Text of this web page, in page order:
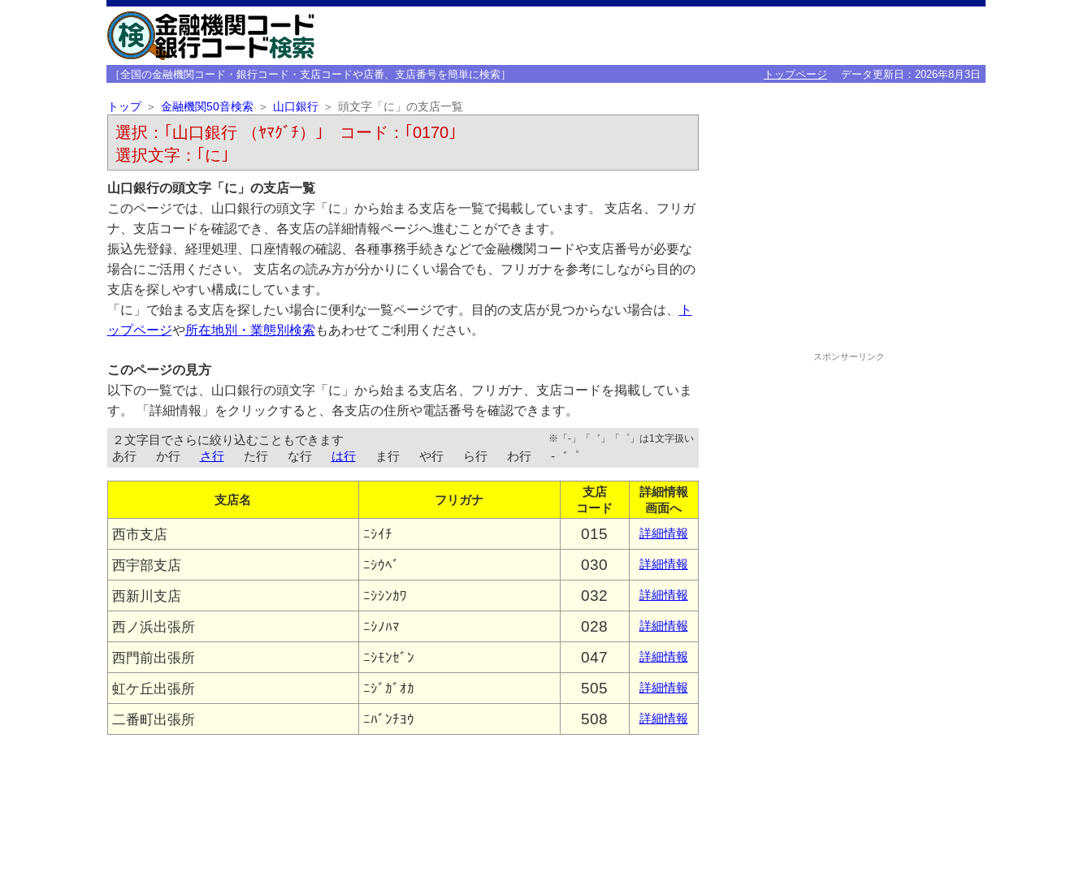
［全国の金融機関コード・銀行コード・支店コードや店番、支店番号を簡単に検索］ トップページ データ更新日： 2026年8月3日
トップ 金融機関50音検索 山口銀行 頭文字「に」の支店一覧
選択：｢山口銀行 （ﾔﾏｸﾞﾁ）｣ コード：｢0170｣
選択文字：｢に｣
山口銀行の頭文字「に」の支店一覧
このページでは、山口銀行の頭文字「に」から始まる支店を一覧で掲載しています。 支店名、フリガ
ナ、支店コードを確認でき、各支店の詳細情報ページへ進むことができます。
振込先登録、経理処理、口座情報の確認、各種事務手続きなどで金融機関コードや支店番号が必要な
場合にご活用ください。 支店名の読み方が分かりにくい場合でも、フリガナを参考にしながら目的の
支店を探しやすい構成にしています。
「に」で始まる支店を探したい場合に便利な一覧ページです。目的の支店が見つからない場合は、
ト
ップページや所在地別・業態別検索 もあわせてご利用ください。
このページの見方
以下の一覧では、山口銀行の頭文字「に」から始まる支店名、フリガナ、支店コードを掲載していま
す。 「詳細情報」をクリックすると、各支店の住所や電話番号を確認できます。
２文字目でさらに絞り込むこともできます ※「-」「゛」「゜」は1文字扱い
あ行 か行 さ行 た行 な行 は行 ま行 や行 ら行 わ行 -゛゜
支店名 フリガナ
支店
コード
詳細情報
画面へ
西市支店 ﾆｼｲﾁ 015 詳細情報
西宇部支店 ﾆｼｳﾍﾞ 030 詳細情報
西新川支店 ﾆｼｼﾝｶﾜ 032 詳細情報
西ノ浜出張所 ﾆｼﾉﾊﾏ 028 詳細情報
西門前出張所 ﾆｼﾓﾝｾﾞﾝ 047 詳細情報
虹ケ丘出張所 ﾆｼﾞｶﾞｵｶ 505 詳細情報
二番町出張所 ﾆﾊﾞﾝﾁﾖｳ 508 詳細情報
スポンサーリンク